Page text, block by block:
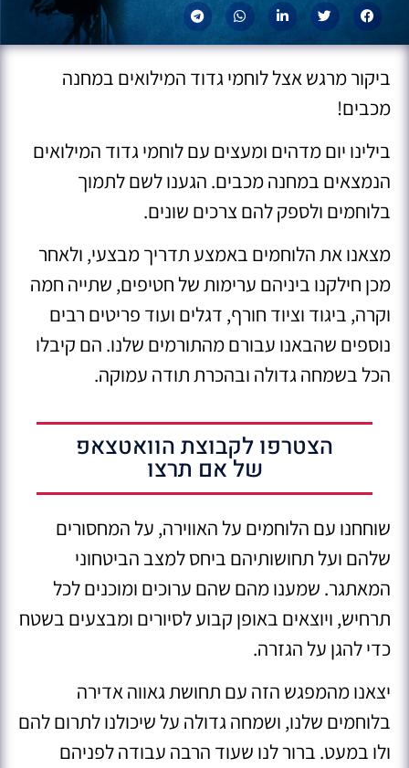
ביקור מרגש אצל לוחמי גדוד המילואים במחנה
מכבים!
בילינו יום מדהים ומעצים עם לוחמי גדוד המילואים
הנמצאים במחנה מכבים. הגענו לשם לתמוך
בלוחמים ולספק להם צרכים שונים.
מצאנו את הלוחמים באמצע תדריך מבצעי, ולאחר
מכן חילקנו ביניהם ערימות של חטיפים, שתייה חמה
וקרה, ביגוד וציוד חורף, דגלים ועוד פריטים רבים
נוספים שהבאנו עבורם מהתורמים שלנו. הם קיבלו
הכל בשמחה גדולה ובהכרת תודה עמוקה.
הצטרפו לקבוצת הוואטצאפ
של אם תרצו
שוחחנו עם הלוחמים על האווירה, על המחסורים
שלהם ועל תחושותיהם ביחס למצב הביטחוני
המאתגר. שמענו מהם שהם ערוכים ומוכנים לכל
תרחיש, ויוצאים באופן קבוע לסיורים ומבצעים בשטח
כדי להגן על הגזרה.
יצאנו מהמפגש הזה עם תחושת גאווה אדירה
בלוחמים שלנו, ושמחה גדולה על שיכולנו לתרום להם
ולו במעט. ברור לנו שעוד הרבה עבודה לפניהם